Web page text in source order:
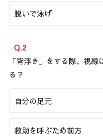
脱いで泳げ
Q.2
「背浮き」をする際、視
る？
自分の足元
救助を呼ぶため前方